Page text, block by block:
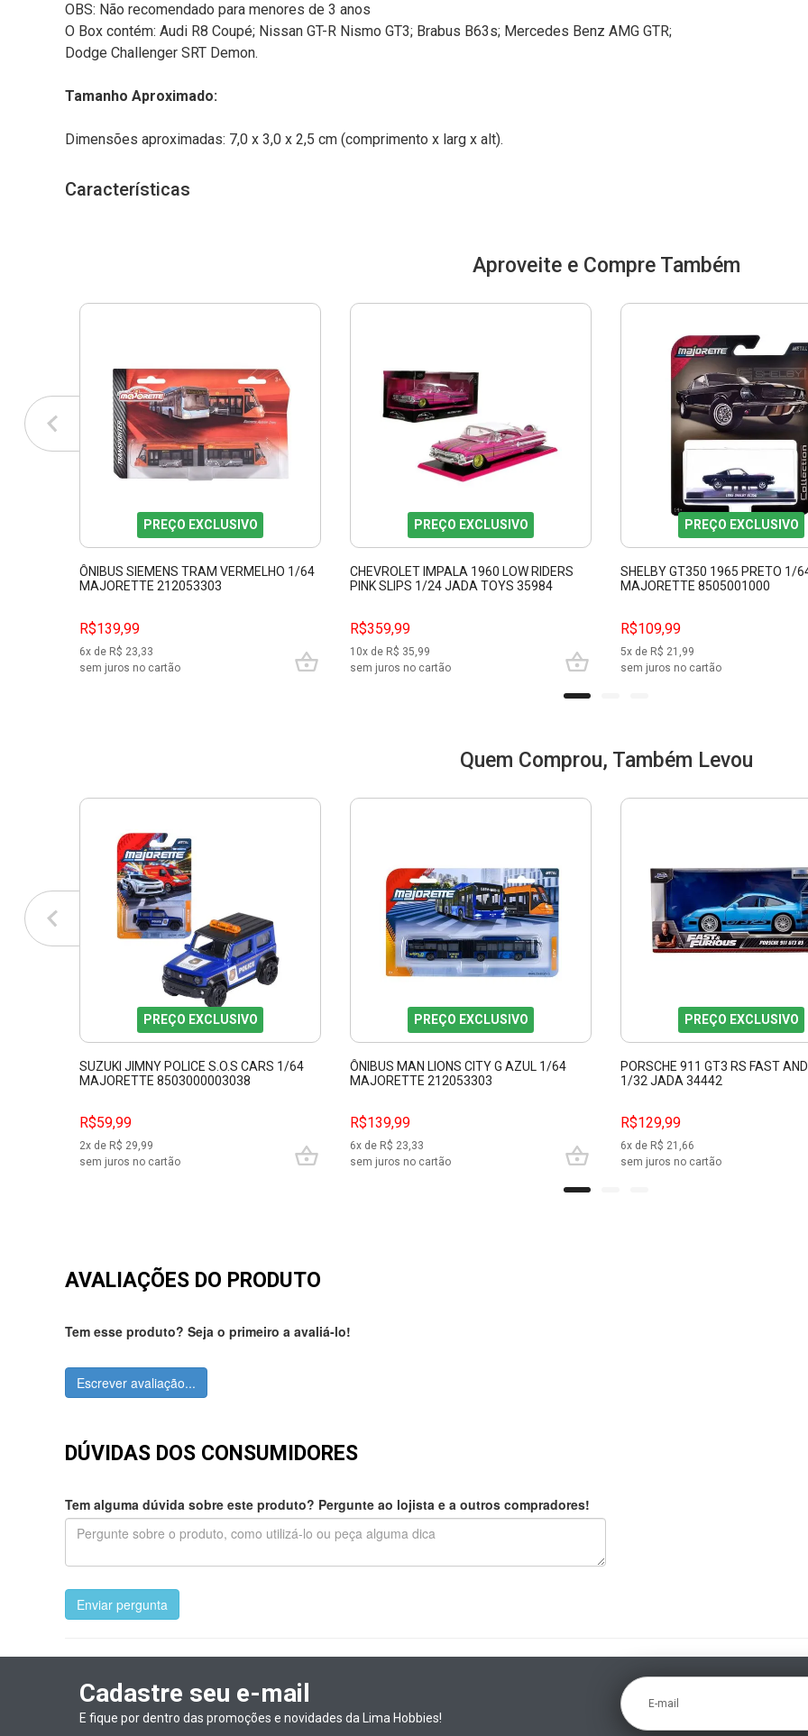
OBS: Não recomendado para menores de 3 anos
O Box contém: Audi R8 Coupé; Nissan GT-R Nismo GT3; Brabus B63s; Mercedes Benz AMG GTR;
Dodge Challenger SRT Demon.
Tamanho Aproximado:
Dimensões aproximadas: 7,0 x 3,0 x 2,5 cm (comprimento x larg x alt).
Características
Aproveite e Compre Também
PREÇO EXCLUSIVO
ÔNIBUS SIEMENS TRAM VERMELHO 1/64
MAJORETTE 212053303
R$139,99
6x de R$ 23,33
sem juros no cartão
PREÇO EXCLUSIVO
CHEVROLET IMPALA 1960 LOW RIDERS
PINK SLIPS 1/24 JADA TOYS 35984
R$359,99
10x de R$ 35,99
sem juros no cartão
PREÇO EXCLUSIVO
SHELBY GT350 1965 PRETO 1/
MAJORETTE 8505001000
R$109,99
5x de R$ 21,99
sem juros no cartão
Quem Comprou, Também Levou
PREÇO EXCLUSIVO
SUZUKI JIMNY POLICE S.O.S CARS 1/64
MAJORETTE 8503000003038
R$59,99
2x de R$ 29,99
sem juros no cartão
PREÇO EXCLUSIVO
ÔNIBUS MAN LIONS CITY G AZUL 1/64
MAJORETTE 212053303
R$139,99
6x de R$ 23,33
sem juros no cartão
PREÇO EXCLUSIVO
PORSCHE 911 GT3 RS FAST
1/32 JADA 34442
R$129,99
6x de R$ 21,66
sem juros no cartão
AVALIAÇÕES DO PRODUTO
Tem esse produto? Seja o primeiro a avaliá-lo!
Escrever avaliação...
DÚVIDAS DOS CONSUMIDORES
Tem alguma dúvida sobre este produto? Pergunte ao lojista e a outros compradores!
Enviar pergunta
Cadastre seu e-mail
E fique por dentro das promoções e novidades da Lima Hobbies!
E-mail